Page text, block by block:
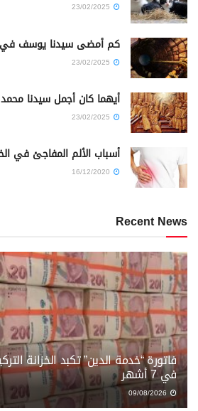
كم أمضى سيدنا يوسف
أيهما كان أجمل سيدنا
أسباب الألم المفاجئ في
Recent News
في 7 أشهر